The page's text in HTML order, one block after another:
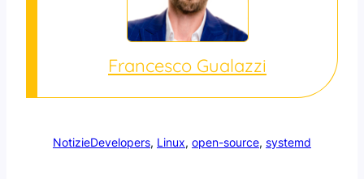
Francesco Gualazzi
NotizieDevelopers, Linux, open-source, systemd